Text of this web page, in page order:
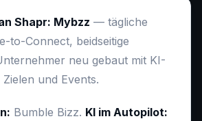
Shapr: Mybzz — tägliche
to-Connect, beidseitige
neu gebaut mit KI-
und Events.
Bumble Bizz. KI im Autopilot: